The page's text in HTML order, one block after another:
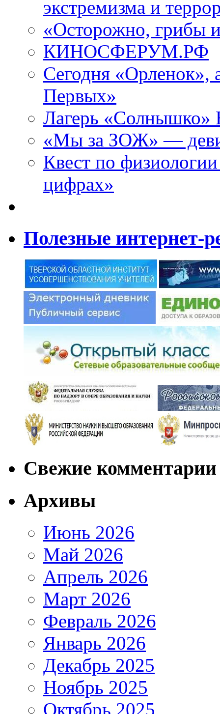
экстремизма и
«Осторожно, грибы
КИНОСФЕРУМ.РФ
Сегодня «Орленок»,
Первых»
Лагерь «Солнышко»
«Мы за ЗОЖ» —
Квест по
цифрах»
Полезные интернет-
Свежие комментарии
Архивы
Июнь 2026
Май 2026
Апрель 2026
Март 2026
Февраль 2026
Январь 2026
Декабрь 2025
Ноябрь 2025
Октябрь 2025